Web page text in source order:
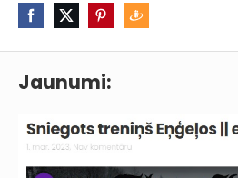
Jaunumi: